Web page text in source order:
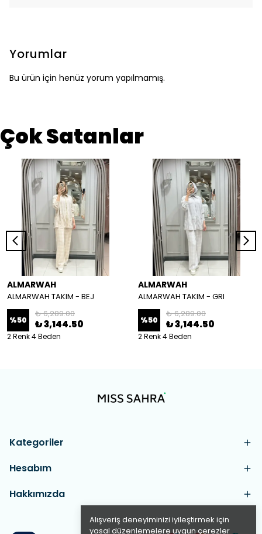
Alışveriş deneyiminizi iyileştirmek için
yasal düzenlemelere uygun çerezler
Yorumlar
Bu ürün için henüz yorum yapılmamış.
Çok Satanlar
ALMARWAH
ALMARWAH TAKIM - BEJ
%50
₺ 6,289.00
₺ 3,144.50
2 Renk 4 Beden
ALMARWAH
ALMARWAH TAKIM - GRI
%50
₺ 6,289.00
₺ 3,144.50
2 Renk 4 Beden
Kategoriler
Hesabım
Hakkımızda